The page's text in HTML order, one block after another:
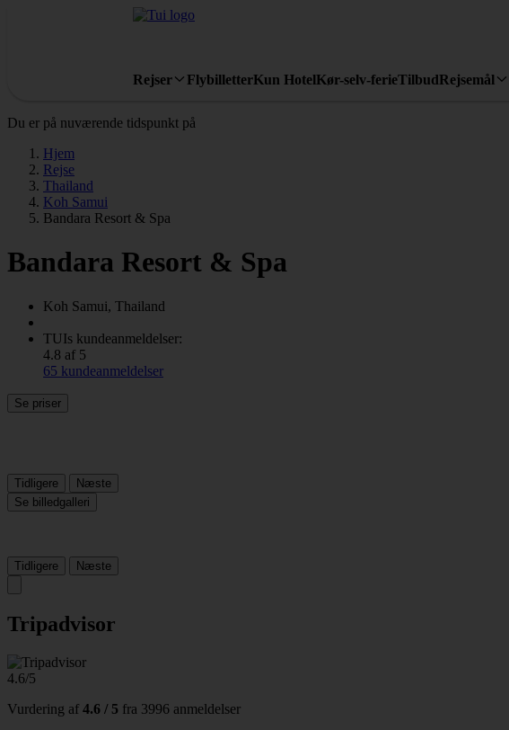
Rejser FlybilletterKun HotelKør-selv-ferieTilbudRejsemål
Du er på nuværende tidspunkt på
Hjem
Rejse
Thailand
Koh Samui
Bandara Resort & Spa
Bandara Resort & Spa
Koh Samui, Thailand
TUIs kundeanmeldelser:
4.8 af 5
65 kundeanmeldelser
Se priser
Tidligere
Næste
Se billedgalleri
Tidligere Næste
Tripadvisor
4.6/5
Vurdering af 4.6 / 5 fra 3996 anmeldelser